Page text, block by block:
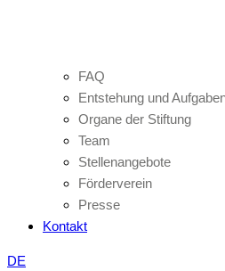
FAQ
Entstehung und
Organe der Stiftung
Team
Stellenangebote
Förderverein
Presse
Kontakt
DE